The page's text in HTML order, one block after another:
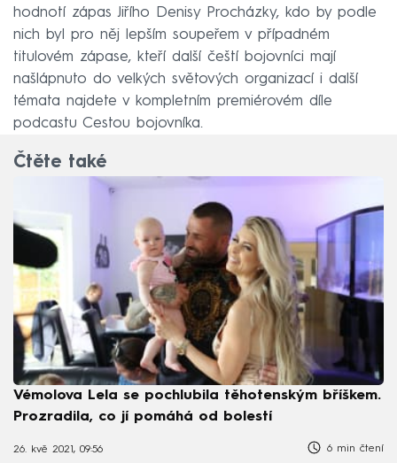
hodnotí zápas Jiřího Denisy Procházky, kdo by podle
nich byl pro něj lepším soupeřem v případném
titulovém zápase, kteří další čeští bojovníci mají
našlápnuto do velkých světových organizací i další
témata najdete v kompletním premiérovém díle
podcastu Cestou bojovníka.
Čtěte také
Vémolova Lela se pochlubila těhotenským bříškem.
Prozradila, co jí pomáhá od bolestí
26. kvě 2021, 09:56 6 min čtení